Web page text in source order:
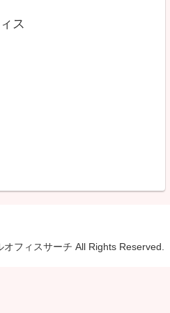
ス
フィスサーチ All Rights Reserved.